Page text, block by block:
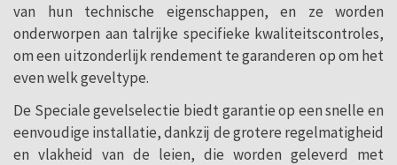
van hun technische eigenschappen, en ze worden
onderworpen aan talrijke specifieke kwaliteitscontroles,
om een uitzonderlijk rendement te garanderen op om het
even welk geveltype.
De Speciale gevelselectie biedt garantie op een snelle en
eenvoudige installatie, dankzij de grotere regelmatigheid
en vlakheid van de leien, die worden geleverd met